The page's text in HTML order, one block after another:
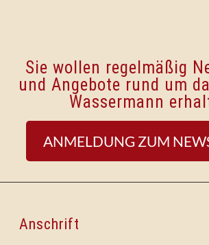
Sie wollen regelmäßig
und Angebote rund um
Wassermann
ANMELDUNG ZUM
Anschrift